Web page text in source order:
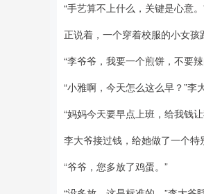
“手艺算不上什么，关键是心意
正说着，一个穿着校服的小女孩
“李爷爷，我要一个煎饼，不要
“小雅啊，今天怎么这么早？”李
“妈妈今天要早点上班，给我钱
李大爷接过钱，给她做了一个特
“爷爷，您多放了鸡蛋。”